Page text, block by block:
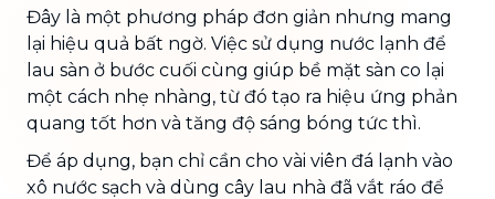
Đây là một phương pháp đơn giản nhưng mang
lại hiệu quả bất ngờ. Việc sử dụng nước lạnh để
lau sàn ở bước cuối cùng giúp bề mặt sàn co lại
một cách nhẹ nhàng, từ đó tạo ra hiệu ứng phản
quang tốt hơn và tăng độ sáng bóng tức thì.
Để áp dụng, bạn chỉ cần cho vài viên đá lạnh vào
xô nước sạch và dùng cây lau nhà đã vắt ráo để